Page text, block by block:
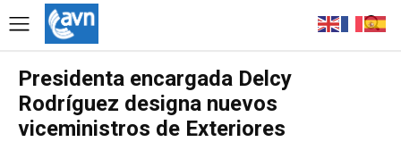
Presidenta encargada Delcy
Rodríguez designa nuevos
viceministros de Exteriores